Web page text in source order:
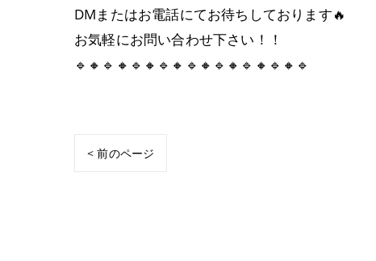
DMまたはお電話にてお待ちしております🔥
お気軽にお問い合わせ下さい！！
🔹🔸🔹🔸🔹🔸🔹🔸🔹🔸🔹🔸🔹🔸🔹🔸🔹
< 前のページ